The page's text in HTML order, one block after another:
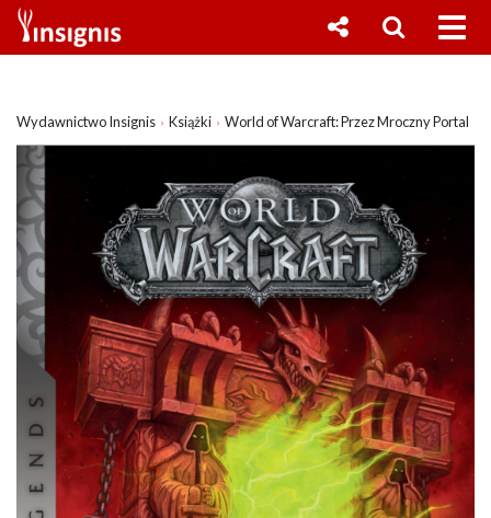
Wydawnictwo Insignis Książki World of Warcraft: Przez Mroczny Portal